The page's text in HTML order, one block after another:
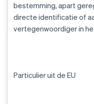
bestemming, apart
directe identificatie of
vertegenwoordiger in
Particulier uit de EU